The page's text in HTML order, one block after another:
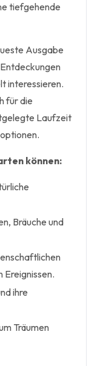
tiefgehende
Ausgabe
interessieren.
für die
Laufzeit
können:
Bräuche und
Ereignissen.
ihre
Träumen